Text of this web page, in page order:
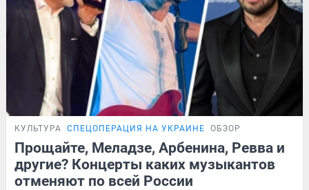
КУЛЬТУРА СПЕЦОПЕРАЦИЯ НА УКРАИНЕ ОБЗОР
Прощайте, Меладзе, Арбенина, Ревва и
другие? Концерты каких музыкантов
отменяют по всей России